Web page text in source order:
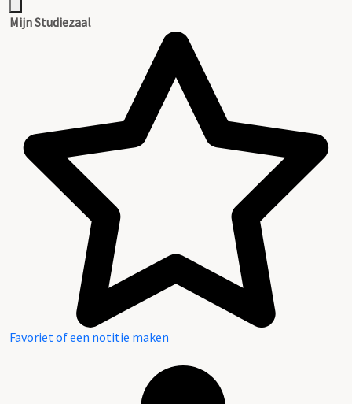
Mijn Studiezaal
Favoriet of een notitie maken